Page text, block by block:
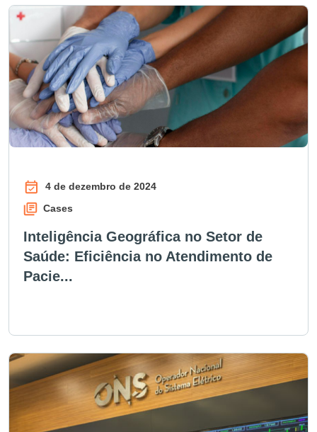
4 de dezembro de 2024
Cases
Inteligência Geográfica no Setor de
Saúde: Eficiência no Atendimento de
Pacie...